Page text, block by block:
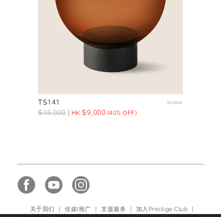
TS141 +color
$15,000 HK$9,000 (40% OFF)
关于我们 传媒/推广 支援服务 加入Prestige Club